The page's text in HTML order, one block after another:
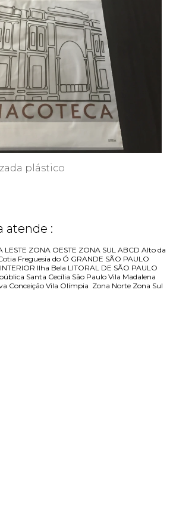
plástico
atende :
LESTE ZONA OESTE ZONA SUL ABCD Alto da
Freguesia do Ó GRANDE SÃO PAULO
INTERIOR Ilha Bela LITORAL DE SÃO PAULO
Santa Cecília São Paulo Vila Madalena
Conceição Vila Olímpia Zona Norte Zona Sul